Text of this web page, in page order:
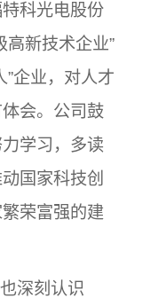
科光电股份
高新技术企业”
”企业，对人才
会。公司鼓
学习，多读
国家科技创
荣富强的建
深刻认识